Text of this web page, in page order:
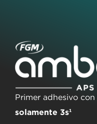
Primer adhesivo con
solamente 3s¹